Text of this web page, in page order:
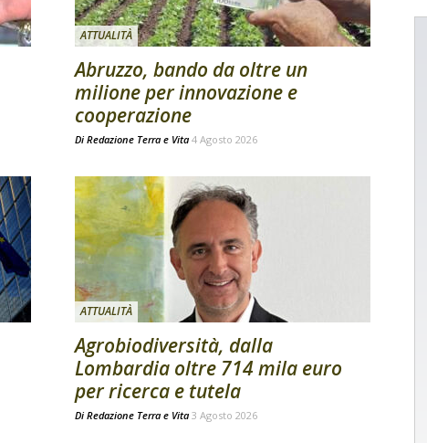
ATTUALITÀ
Abruzzo, bando da oltre un
milione per innovazione e
cooperazione
Di Redazione Terra e Vita 4 Agosto 2026
ATTUALITÀ
Agrobiodiversità, dalla
Lombardia oltre 714 mila euro
per ricerca e tutela
Di Redazione Terra e Vita 3 Agosto 2026